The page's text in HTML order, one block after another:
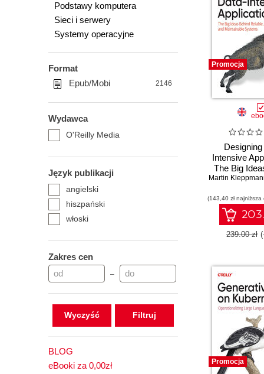
Podstawy komputera
Sieci i serwery
Systemy operacyjne
Format
Epub/Mobi
2146
Wydawca
O'Reilly Media
Język publikacji
angielski
hiszpański
włoski
Zakres cen
–
Wyczyść
BLOG
eBooki za 0,00zł
Promocja
Intensive
The Big
Reliable,
2nd
Martin
(143,40 zł
239.00 zł
Promocja